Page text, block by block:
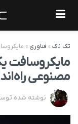
تک ناک» فناوری »
مصنوعی
نوشته شده